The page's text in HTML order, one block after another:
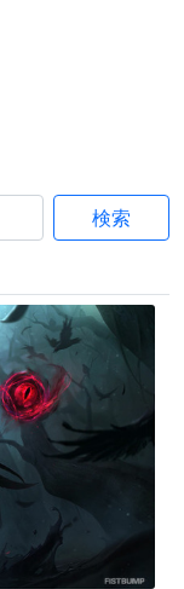
検索